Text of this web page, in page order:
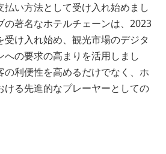
い方法として受け入れ始めまし
の著名なホテルチェーンは、2023
け入れ始め、観光市場のデジタ
への要求の高まりを活用しまし
の利便性を高めるだけでなく、ホ
ける先進的なプレーヤーとしての